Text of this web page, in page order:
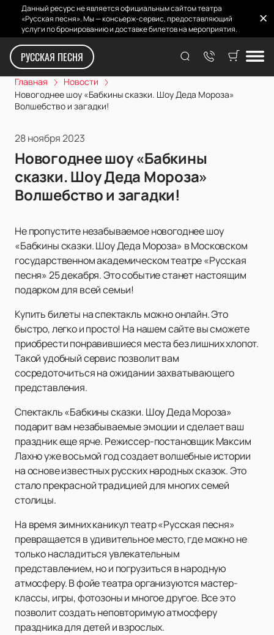
Данный ресурс не является официальным сайтом театра
«Русская песня». Мы — консьерж-сервис, предоставляющий
услуги по бронированию и доставке билетов на мероприятия.
РУССКАЯ ПЕСНЯ
Главная
Новости
Новогоднее шоу «Бабкины сказки. Шоу Деда Мороза»
Волшебство и загадки!
28 ноября 2023
Новогоднее шоу «Бабкины
сказки. Шоу Деда Мороза»
Волшебство и загадки!
Не пропустите незабываемое новогоднее шоу
«Бабкины сказки. Шоу Деда Мороза» в Московском
государственном академическом театре «Русская
песня» 25 декабря. Это событие станет настоящим
подарком для всей семьи!
Купить билеты на спектакль можно онлайн. Это
быстро, легко и просто! На нашем сайте вы сможете
приобрести понравившиеся места без лишних хлопот.
Такой удобный сервис позволит вам
сосредоточиться на ожидании захватывающего
представления.
Спектакль «Бабкины сказки. Шоу Деда Мороза»
подарит вам незабываемые эмоции и сделает ваш
праздник еще ярче. Режиссер-постановщик Максим
Лахно уже восьмой год создает волшебные истории
на основе известных русских народных сказок. Это
стало прекрасной традицией для многих семей
столицы.
На время зимних каникул театр «Русская песня»
превращается в удивительное место, где можно не
только насладиться увлекательным
представлением, но и погрузиться в народную
атмосферу. В фойе театра организуются мастер-
классы, игры, фотозоны и многое другое. Все это
позволит создать неповторимую атмосферу
праздника для детей и взрослых.